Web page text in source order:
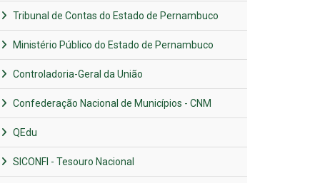
Tribunal de Contas do Estado de Pernambuco
Ministério Público do Estado de Pernambuco
Controladoria-Geral da União
Confederação Nacional de Municípios - CNM
QEdu
SICONFI - Tesouro Nacional